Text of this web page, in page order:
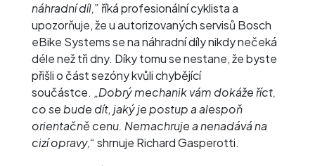
náhradní díl,” říká profesionální cyklista a
upozorňuje, že u autorizovaných servisů Bosch
eBike Systems se na náhradní díly nikdy nečeká
déle než tři dny. Díky tomu se nestane, že byste
přišli o část sezóny kvůli chybějící
součástce. „Dobrý mechanik vám dokáže říct,
co se bude dít, jaký je postup a alespoň
orientačně cenu. Nemachruje a nenadává na
cizí opravy,“shrnuje Richard Gasperotti.